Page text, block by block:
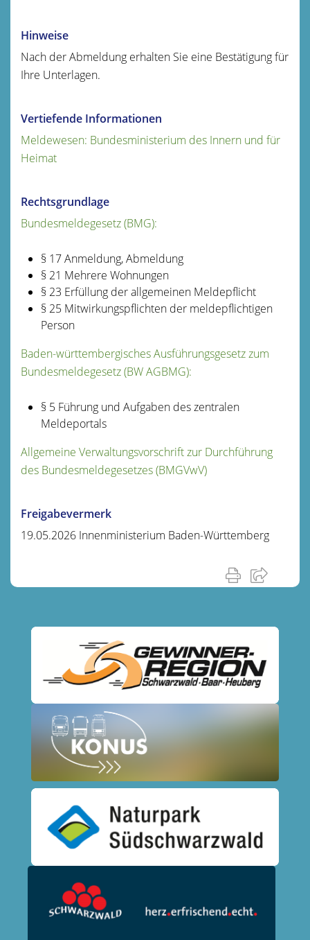
Hinweise
Nach der Abmeldung erhalten Sie eine Bestätigung für
Ihre Unterlagen.
Vertiefende Informationen
Meldewesen: Bundesministerium des Innern und für
Heimat
Rechtsgrundlage
Bundesmeldegesetz (BMG):
§ 17 Anmeldung, Abmeldung
§ 21 Mehrere Wohnungen
§ 23 Erfüllung der allgemeinen Meldepflicht
§ 25 Mitwirkungspflichten der meldepflichtigen
Person
Baden-württembergisches Ausführungsgesetz zum
Bundesmeldegesetz (BW AGBMG):
§ 5 Führung und Aufgaben des zentralen
Meldeportals
Allgemeine Verwaltungsvorschrift zur Durchführung
des Bundesmeldegesetzes (BMGVwV)
Freigabevermerk
19.05.2026 Innenministerium Baden-Württemberg